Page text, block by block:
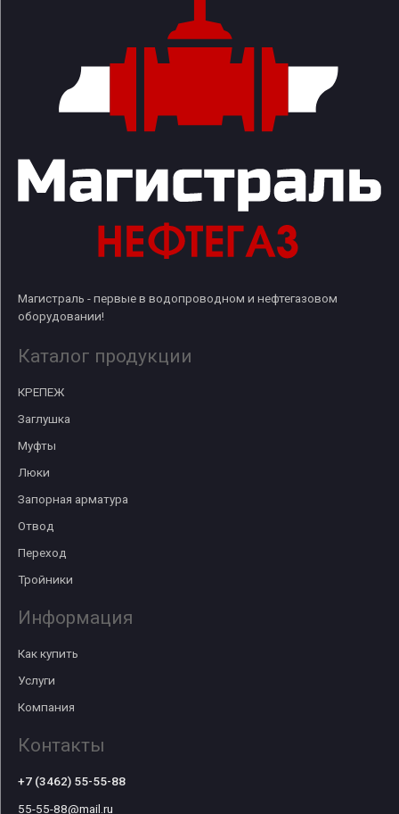
Магистраль - первые в водопроводном и нефтегазовом
оборудовании!
Каталог продукции
КРЕПЕЖ
Заглушка
Муфты
Люки
Запорная арматура
Отвод
Переход
Тройники
Информация
Как купить
Услуги
Компания
Контакты
+7 (3462) 55-55-88
55-55-88@mail.ru